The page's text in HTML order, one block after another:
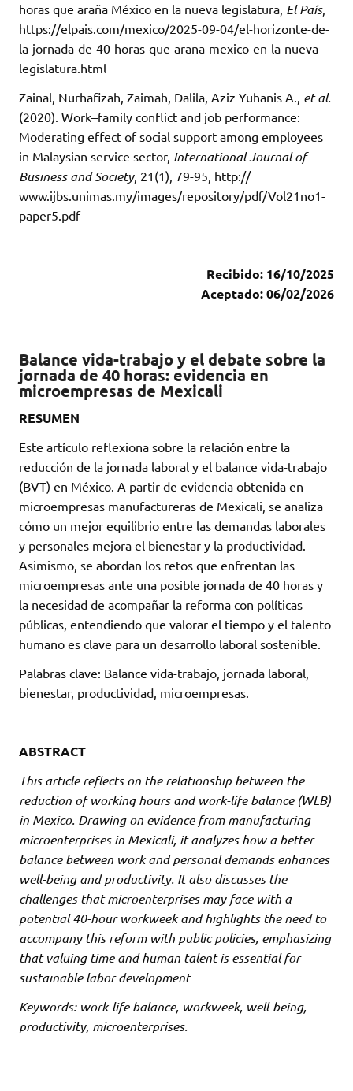
horas que araña México en la nueva legislatura, El País,
https://elpais.com/mexico/2025-09-04/el-horizonte-de-
la-jornada-de-40-horas-que-arana-mexico-en-la-nueva-
legislatura.html
Zainal, Nurhafizah, Zaimah, Dalila, Aziz Yuhanis A., et al.
(2020). Work–family conflict and job performance:
Moderating effect of social support among employees
in Malaysian service sector, International Journal of
Business and Society, 21(1), 79-95, http://
www.ijbs.unimas.my/images/repository/pdf/Vol21no1-
paper5.pdf
Recibido: 16/10/2025
Aceptado: 06/02/2026
Balance vida-trabajo y el debate sobre la
jornada de 40 horas: evidencia en
microempresas de Mexicali
RESUMEN
Este artículo reflexiona sobre la relación entre la
reducción de la jornada laboral y el balance vida-trabajo
(BVT) en México. A partir de evidencia obtenida en
microempresas manufactureras de Mexicali, se analiza
cómo un mejor equilibrio entre las demandas laborales
y personales mejora el bienestar y la productividad.
Asimismo, se abordan los retos que enfrentan las
microempresas ante una posible jornada de 40 horas y
la necesidad de acompañar la reforma con políticas
públicas, entendiendo que valorar el tiempo y el talento
humano es clave para un desarrollo laboral sostenible.
Palabras clave: Balance vida-trabajo, jornada laboral,
bienestar, productividad, microempresas.
ABSTRACT
This article reflects on the relationship between the
reduction of working hours and work-life balance (WLB)
in Mexico. Drawing on evidence from manufacturing
microenterprises in Mexicali, it analyzes how a better
balance between work and personal demands enhances
well-being and productivity. It also discusses the
challenges that microenterprises may face with a
potential 40-hour workweek and highlights the need to
accompany this reform with public policies, emphasizing
that valuing time and human talent is essential for
sustainable labor development
Keywords: work-life balance, workweek, well-being,
productivity, microenterprises.